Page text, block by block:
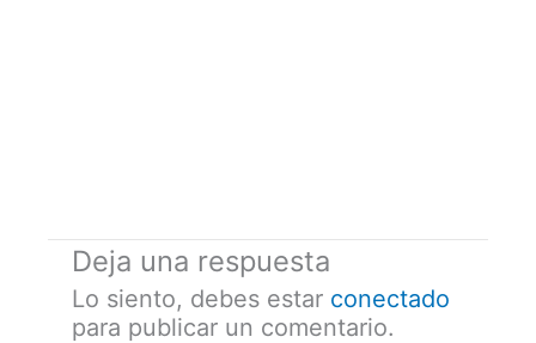
Deja una respuesta
Lo siento, debes estar conectado
para publicar un comentario.